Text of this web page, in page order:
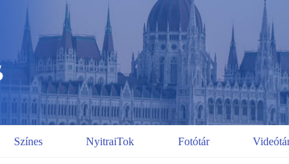
Színes NyitraiTok Fotótár